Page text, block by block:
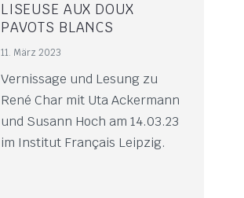
LISEUSE AUX DOUX
PAVOTS BLANCS
11. März 2023
Vernissage und Lesung zu
René Char mit Uta Ackermann
und Susann Hoch am 14.03.23
im Institut Français Leipzig.